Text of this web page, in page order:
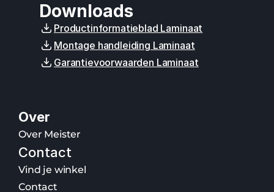
Downloads
Productinformatieblad Laminaat
Montage handleiding Laminaat
Garantievoorwaarden Laminaat
Over
Over Meister
Contact
Vind je winkel
Contact